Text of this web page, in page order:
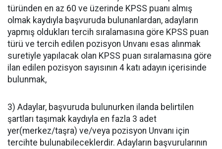
türünden en az 60 ve üzerinde KPSS puanı almış
olmak kaydıyla başvuruda bulunanlardan, adayların
yapmış oldukları tercih sıralamasına göre KPSS puan
türü ve tercih edilen pozisyon Unvanı esas alınmak
suretiyle yapılacak olan KPSS puan sıralamasına göre
ilan edilen pozisyon sayısının 4 katı adayın içerisinde
bulunmak,
3) Adaylar, başvuruda bulunurken ilanda belirtilen
şartları taşımak kaydıyla en fazla 3 adet
yer(merkez/taşra) ve/veya pozisyon Unvanı için
tercihte bulunabileceklerdir. Adayların başvurularının